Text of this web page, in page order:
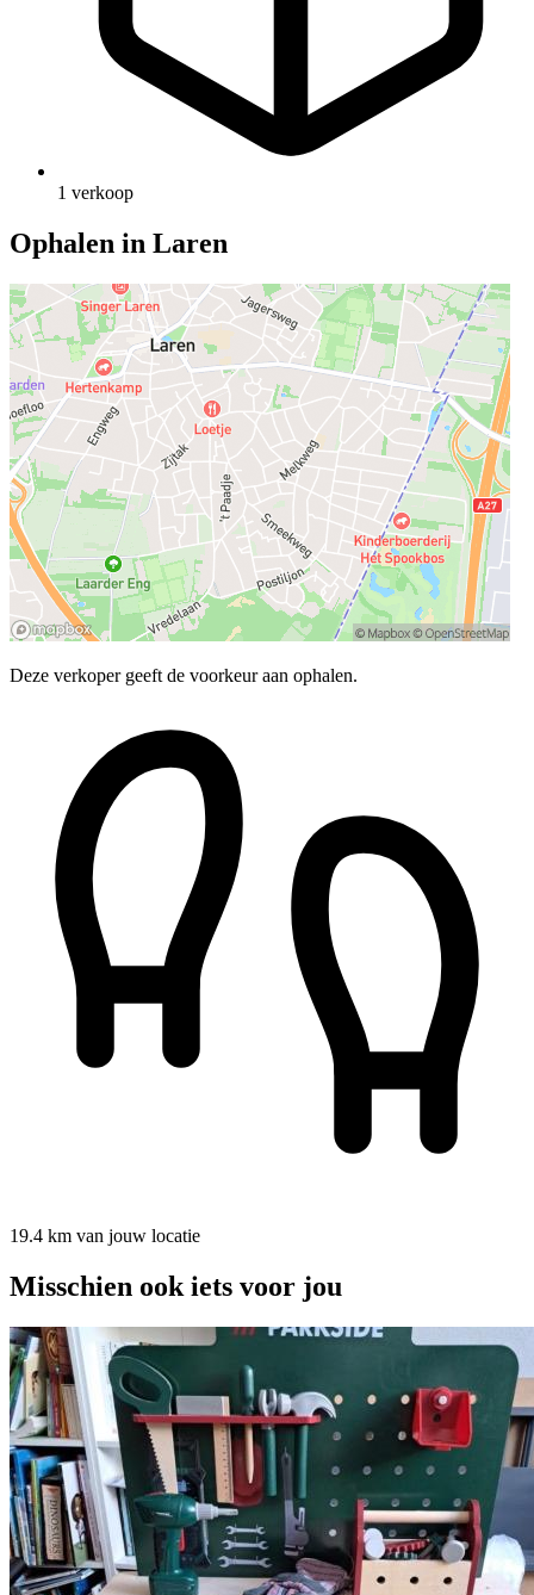
1 verkoop
Ophalen in Laren
Deze verkoper geeft de voorkeur aan ophalen.
19.4 km van jouw locatie
Misschien ook iets voor jou